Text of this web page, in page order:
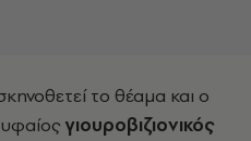
το θέαμα και ο
γιουροβιζιονικός